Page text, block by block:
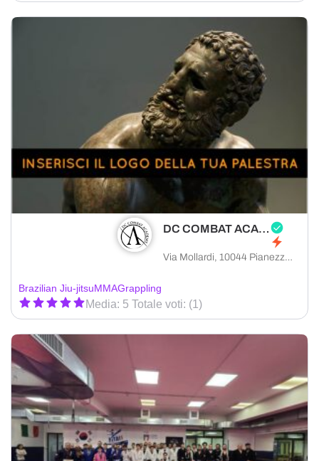
DC COMBAT ACADEMY
Via Mollardi, 10044 Pianezza città metropolitana di Torino, Italia
Brazilian Jiu-jitsuMMAGrappling
Media: 5 Totale voti: (1)